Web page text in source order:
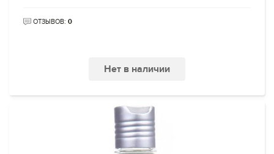
ОТЗЫВОВ: 0
Нет в наличии